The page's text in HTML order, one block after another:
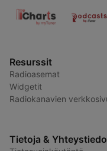
Resurssit
Radioasemat
Widgetit
Radiokanavien
Tietoja &